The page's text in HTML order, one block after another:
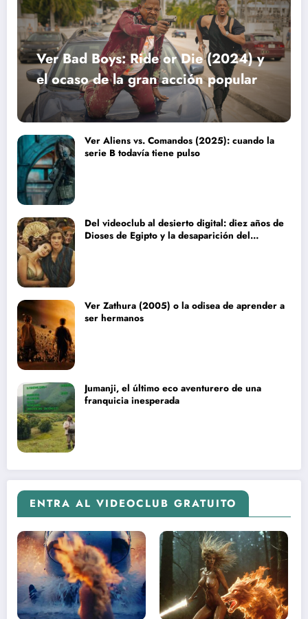
Ver Bad Boys: Ride or Die (2024) y
el ocaso de la gran acción popular
Ver Aliens vs. Comandos (2025): cuando la
serie B todavía tiene pulso
Del videoclub al desierto digital: diez años de
Dioses de Egipto y la desaparición del
Ver Zathura (2005) o la odisea de aprender a
ser hermanos
Jumanji, el último eco aventurero de una
franquicia inesperada
ENTRA AL VIDEOCLUB GRATUITO